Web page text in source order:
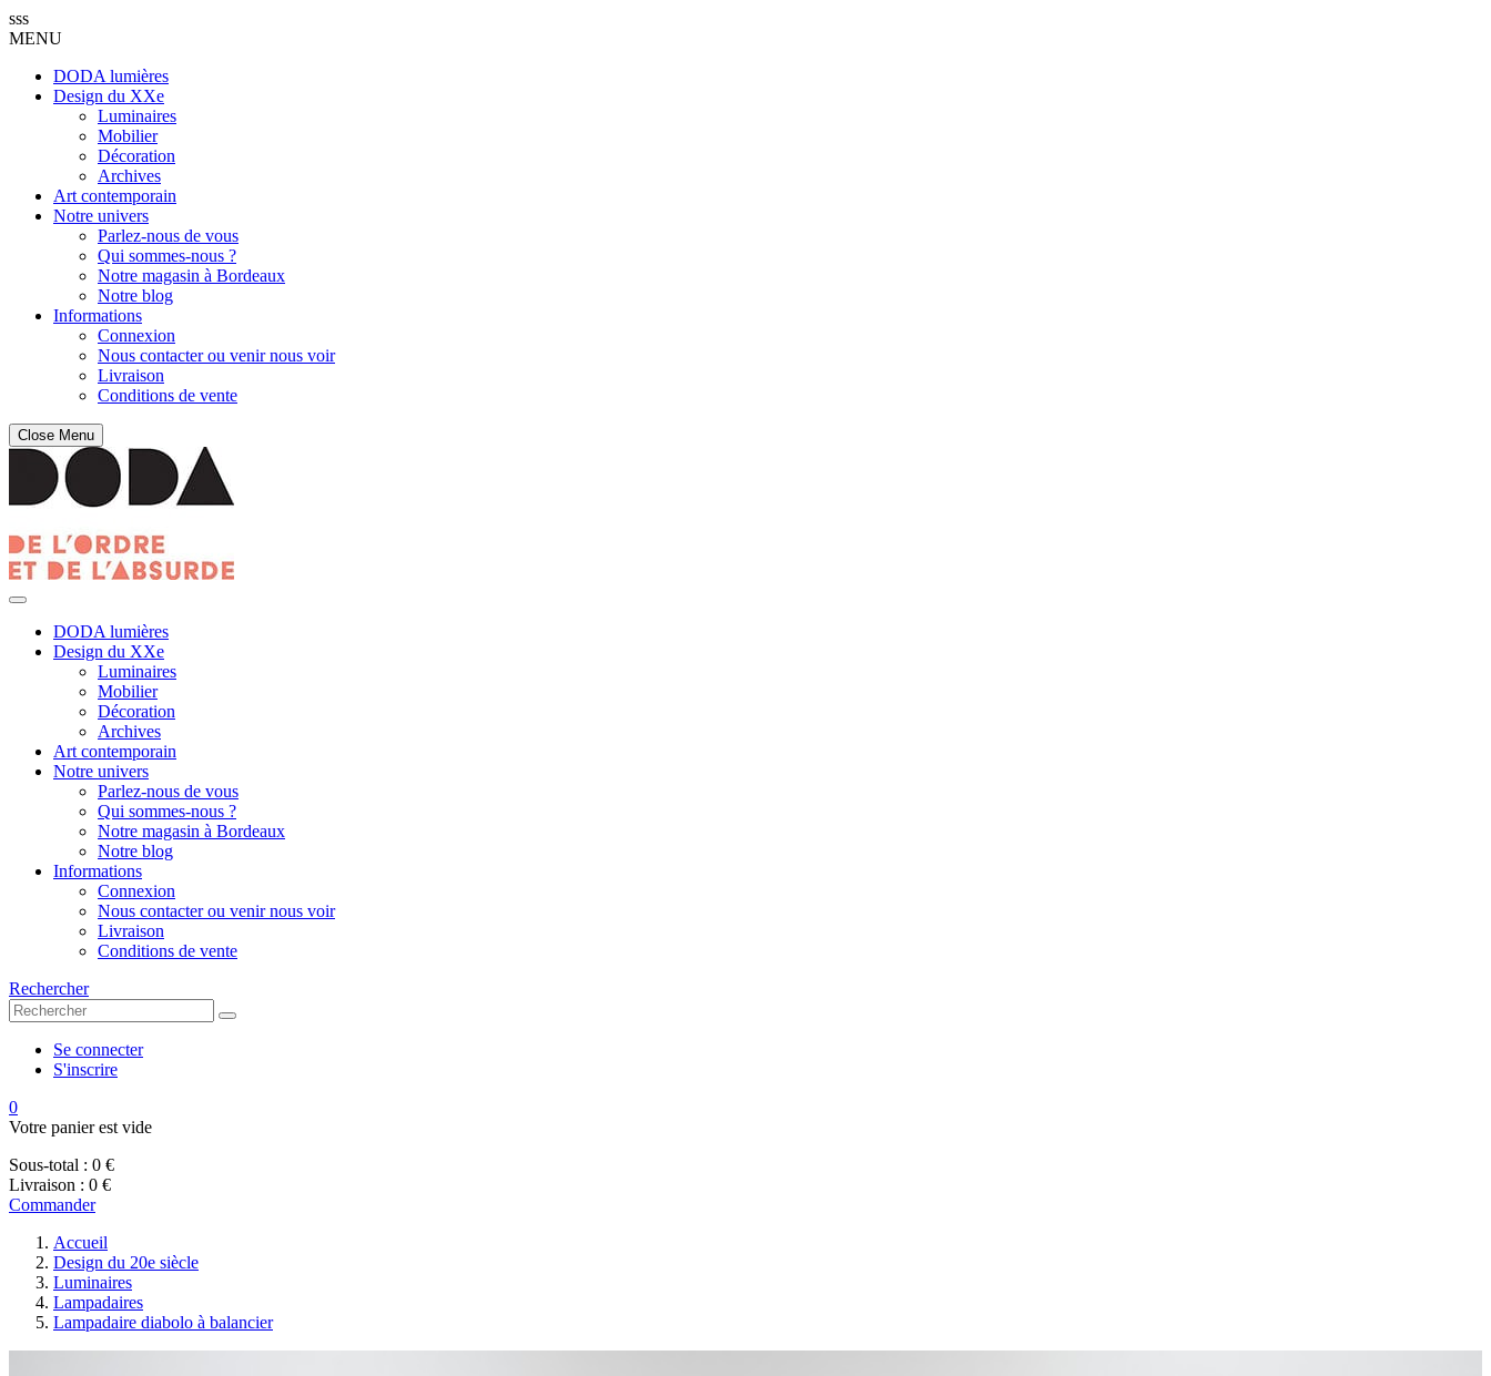
sss
MENU
DODA lumières
Design du XXe
Luminaires
Mobilier
Décoration
Archives
Art contemporain
Notre univers
Parlez-nous de vous
Qui sommes-nous ?
Notre magasin à Bordeaux
Notre blog
Informations
Connexion
Nous contacter ou venir nous voir
Livraison
Conditions de vente
Close Menu
DODA lumières
Design du XXe
Luminaires
Mobilier
Décoration
Archives
Art contemporain
Notre univers
Parlez-nous de vous
Qui sommes-nous ?
Notre magasin à Bordeaux
Notre blog
Informations
Connexion
Nous contacter ou venir nous voir
Livraison
Conditions de vente
Rechercher
Se connecter
S'inscrire
0
Votre panier est vide
Sous-total : 0 €
Livraison : 0 €
Commander
Accueil
Design du 20e siècle
Luminaires
Lampadaires
Lampadaire diabolo à balancier